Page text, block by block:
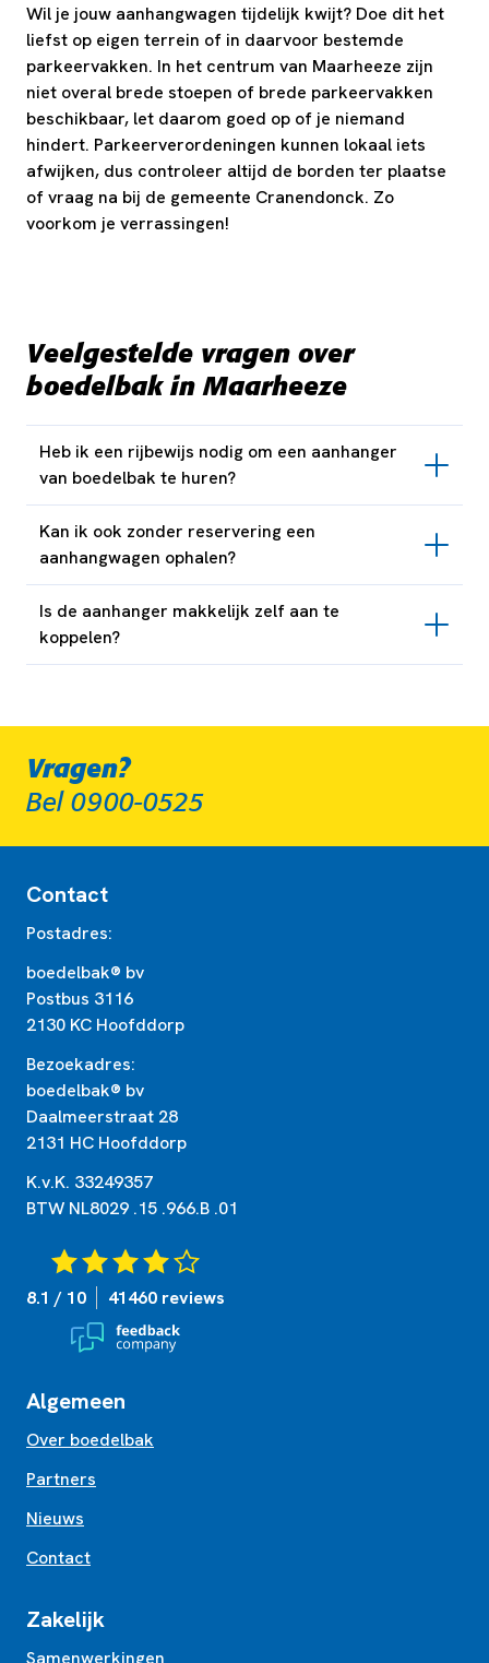
Wil je jouw aanhangwagen tijdelijk kwijt? Doe dit het
liefst op eigen terrein of in daarvoor bestemde
parkeervakken. In het centrum van Maarheeze zijn
niet overal brede stoepen of brede parkeervakken
beschikbaar, let daarom goed op of je niemand
hindert. Parkeerverordeningen kunnen lokaal iets
afwijken, dus controleer altijd de borden ter plaatse
of vraag na bij de gemeente Cranendonck. Zo
voorkom je verrassingen!
Veelgestelde vragen over
boedelbak in Maarheeze
Heb ik een rijbewijs nodig om een aanhanger
van boedelbak te huren?
Kan ik ook zonder reservering een
aanhangwagen ophalen?
Is de aanhanger makkelijk zelf aan te
koppelen?
Vragen?
Bel 0900-0525
Contact
Postadres:
boedelbak® bv
Postbus 3116
2130 KC Hoofddorp
Bezoekadres:
boedelbak® bv
Daalmeerstraat 28
2131 HC Hoofddorp
K.v.K. 33249357
BTW NL8029 .15 .966.B .01
8.1 / 10 41460 reviews
Algemeen
Over boedelbak
Partners
Nieuws
Contact
Zakelijk
Samenwerkingen